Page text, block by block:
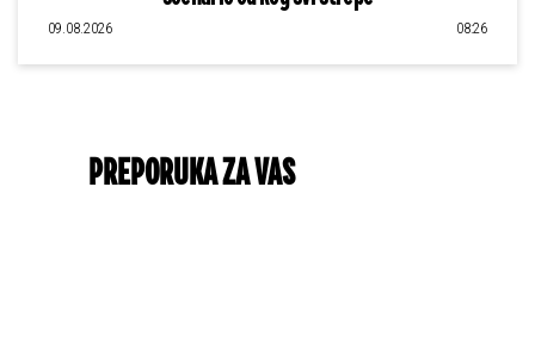
09.08.2026 08:26
PREPORUKA ZA VAS